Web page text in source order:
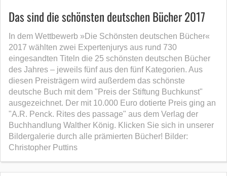
Das sind die schönsten deutschen Bücher 2017
In dem Wettbewerb »Die Schönsten deutschen Bücher«
2017 wählten zwei Expertenjurys aus rund 730
eingesandten Titeln die 25 schönsten deutschen Bücher
des Jahres – jeweils fünf aus den fünf Kategorien. Aus
diesen Preisträgern wird außerdem das schönste
deutsche Buch mit dem "Preis der Stiftung Buchkunst"
ausgezeichnet. Der mit 10.000 Euro dotierte Preis ging an
"A.R. Penck. Rites des passage" aus dem Verlag der
Buchhandlung Walther König. Klicken Sie sich in unserer
Bildergalerie durch alle prämierten Bücher! Bilder:
Christopher Puttins